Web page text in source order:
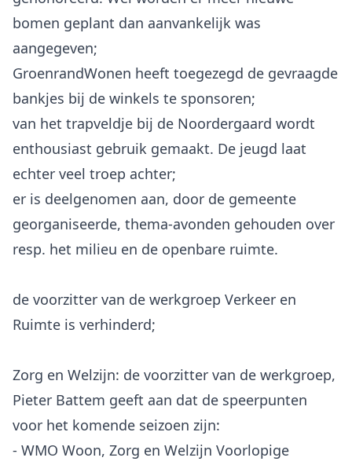
bomen geplant dan aanvankelijk was
aangegeven;
GroenrandWonen heeft toegezegd de gevraagde
bankjes bij de winkels te sponsoren;
van het trapveldje bij de Noordergaard wordt
enthousiast gebruik gemaakt. De jeugd laat
echter veel troep achter;
er is deelgenomen aan, door de gemeente
georganiseerde, thema-avonden gehouden over
resp. het milieu en de openbare ruimte.
de voorzitter van de werkgroep Verkeer en
Ruimte is verhinderd;
Zorg en Welzijn: de voorzitter van de werkgroep,
Pieter Battem geeft aan dat de speerpunten
voor het komende seizoen zijn:
- WMO Woon, Zorg en Welzijn Voorlopige